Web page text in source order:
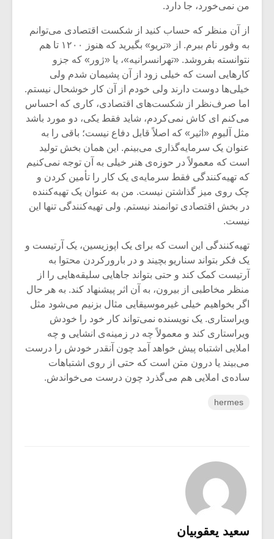
من نمی‌خورد، جا دارد.
از آن منظر که حساب کنید از شکست اقتصادی می‌توانم
به وفور نام ببرم. از «تریو» بگیرید که هنوز ۱۲۰۰ تا هم
نتوانسته بفروشد. «تهرانسرانیه»، یا «ژور» که جزو
کارهایی است که خیلی زود از آن پشیمان شدم ولی
خیلی‌ها دوست دارند ولی خودم از آن کار خوشحال نیستم.
اما صرف‌نظر از شکست‌های اقتصادی، کاری که احساس
می‌کنم ای کاش نمی‌کردم، شاید فقط یکی، دو مورد باشد
مثل آلبوم «اثیر» که اصلاً قابل دفاع نیست؛ باقی را به
عنوان یک سرمایه‌گذاری می‌بینم. این همان بخش تولید
است که معمولاً در حوزه‌ی هنر خیلی به آن توجه نمی‌کنیم
که تهیه‌کنندگی فقط سرمایه‌ی یک کار را تأمین کردن و
چک روی میز گذاشتن نیست. من به عنوان یک تهیه‌کننده
در بخش اقتصادی توانمند نیستم. ولی تهیه‌کنندگی تنها این
نیست.
تهیه‌کنندگی این است که برای یک اپوزیسین، یک آرتیست و
یک فکر بتواند سناریو بچیند و در بارورکردن محتوا به
آرتیست کمک کند و حتی بتواند جاهایی سلیقه‌هایی را از
منظر مخاطبی از بیرون، به آن اثر پیشنهاد کند. به هر حال
اگر بخواهیم خیلی غیرموسیقایی مثال بزنیم می‌شود مثل
ویراستاری. یک نویسنده نمی‌تواند کار خود را خودش
ویراستاری کند و معمولاً چه در زمینه‌ی انشایی و چه
املایی اشتباه پیش خواهد آمد چون آنقدر خودش را درست
می‌بیند یا درون متن است که حتی از روی اشتباهات
ساده‌ی املایی هم می‌گذرد چون درست می‌خواندش.
hermes
سعید یعقوبیان
اگر نمی توانی
مشهورترین باشی،
بدنام ترین باش
سکانسی